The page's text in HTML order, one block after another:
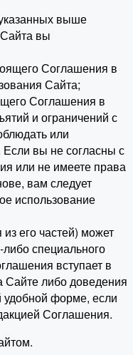
выше
вы
Соглашения в
Сайта;
Соглашения в
и ограничений с
или
Если вы не согласны с
или не имеете права
вам следует
использование
его частей) может
специального
вступает в
либо доведения
удобной форме, если
Соглашения.